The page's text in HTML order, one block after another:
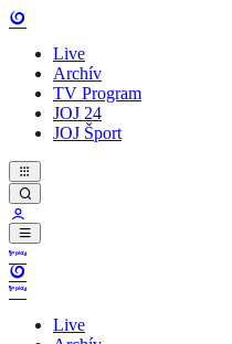
Live
Archív
TV Program
JOJ 24
JOJ Šport
Live